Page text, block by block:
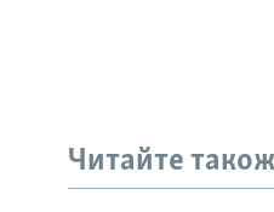
Читайте також